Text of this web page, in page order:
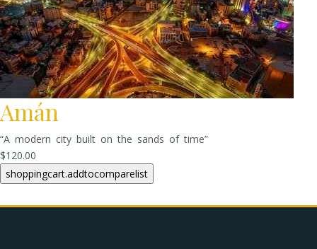
Amán
“A modern city built on the sands of time”
$120.00